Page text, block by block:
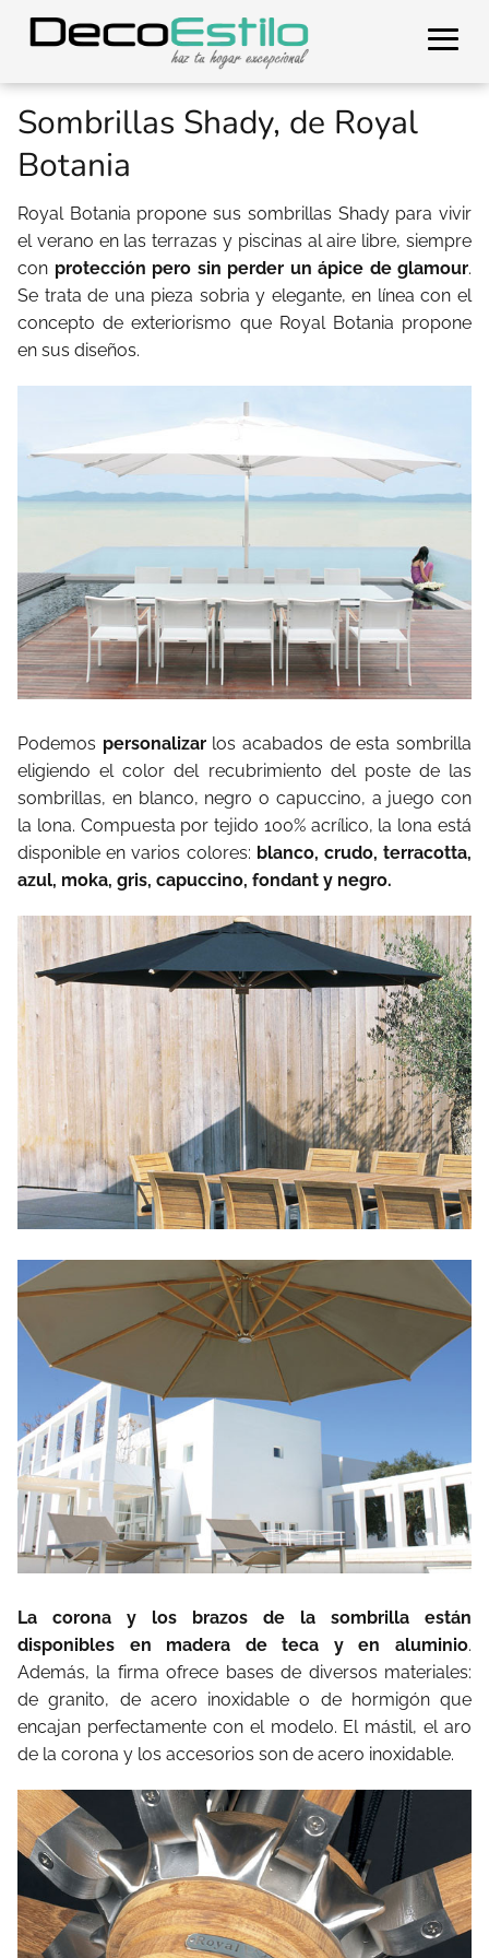
Sombrillas Shady, de Royal
Botania
Royal Botania propone sus sombrillas Shady para vivir
el verano en las terrazas y piscinas al aire libre, siempre
con protección pero sin perder un ápice de glamour.
Se trata de una pieza sobria y elegante, en línea con el
concepto de exteriorismo que Royal Botania propone
en sus diseños.
Podemos personalizar los acabados de esta sombrilla
eligiendo el color del recubrimiento del poste de las
sombrillas, en blanco, negro o capuccino, a juego con
la lona. Compuesta por tejido 100% acrílico, la lona está
disponible en varios colores: blanco, crudo, terracotta,
azul, moka, gris, capuccino, fondant y negro.
La corona y los brazos de la sombrilla están
disponibles en madera de teca y en aluminio.
Además, la firma ofrece bases de diversos materiales:
de granito, de acero inoxidable o de hormigón que
encajan perfectamente con el modelo. El mástil, el aro
de la corona y los accesorios son de acero inoxidable.